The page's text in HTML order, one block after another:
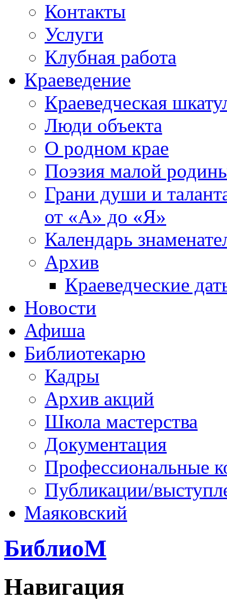
Контакты
Услуги
Клубная работа
Краеведение
Краеведческая
Люди объекта
О родном крае
Поэзия малой
Грани души и
от «А» до «Я»
Календарь
Архив
Краеведческие
Новости
Афиша
Библиотекарю
Кадры
Архив акций
Школа мастерства
Документация
Профессиональные
Публикации/
Маяковский
БиблиоМ
Навигация